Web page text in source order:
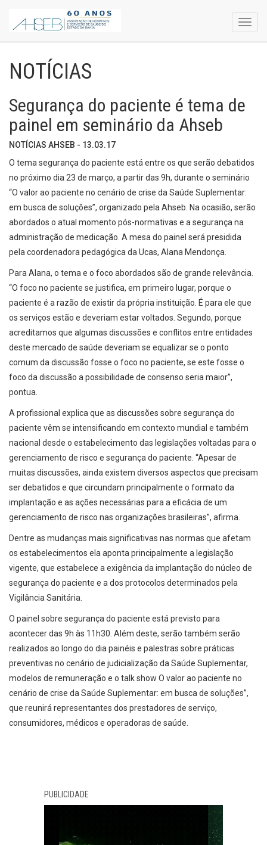
NOTÍCIAS
Segurança do paciente é tema de
painel em seminário da Ahseb
NOTÍCIAS AHSEB - 13.03.17
O tema segurança do paciente está entre os que serão debatidos
no próximo dia 23 de março, a partir das 9h, durante o seminário
“O valor ao paciente no cenário de crise da Saúde Suplementar:
em busca de soluções”, organizado pela Ahseb. Na ocasião, serão
abordados o atual momento pós-normativas e a segurança na
administração de medicação. A mesa do painel será presidida
pela coordenadora pedagógica da Ucas, Alana Mendonça.
Para Alana, o tema e o foco abordados são de grande relevância.
“O foco no paciente se justifica, em primeiro lugar, porque o
paciente é a razão de existir da própria instituição. É para ele que
os serviços estão e deveriam estar voltados. Segundo, porque
acreditamos que algumas discussões e conflitos entre entidades
deste mercado de saúde deveriam se equalizar se o ponto
comum da discussão fosse o foco no paciente, se este fosse o
foco da discussão a possibilidade de consenso seria maior”,
pontua.
A profissional explica que as discussões sobre segurança do
paciente vêm se intensificando em contexto mundial e também
nacional desde o estabelecimento das legislações voltadas para o
gerenciamento de risco e segurança do paciente. “Apesar de
muitas discussões, ainda existem diversos aspectos que precisam
ser debatidos e que circundam principalmente o formato da
implantação e as ações necessárias para a eficácia de um
gerenciamento de risco nas organizações brasileiras”, afirma.
Dentre as mudanças mais significativas nas normas que afetam
os estabelecimentos ela aponta principalmente a legislação
vigente, que estabelece a exigência da implantação do núcleo de
segurança do paciente e a dos protocolos determinados pela
Vigilância Sanitária.
O painel sobre segurança do paciente está previsto para
acontecer das 9h às 11h30. Além deste, serão também serão
realizados ao longo do dia painéis e palestras sobre práticas
preventivas no cenário de judicialização da Saúde Suplementar,
modelos de remuneração e o talk show O valor ao paciente no
cenário de crise da Saúde Suplementar: em busca de soluções”,
que reunirá representantes dos prestadores de serviço,
consumidores, médicos e operadoras de saúde.
PUBLICIDADE